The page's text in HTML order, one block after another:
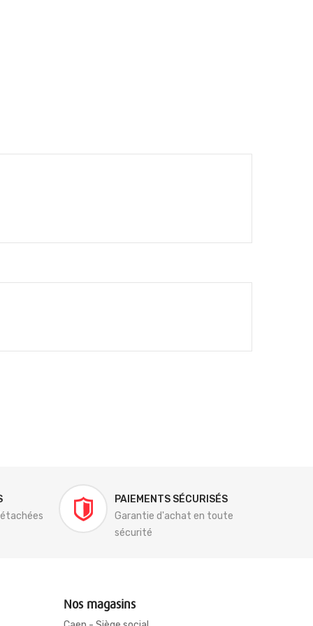
PAIEMENTS SÉCURISÉS
Garantie d'achat en toute
sécurité
Nos magasins